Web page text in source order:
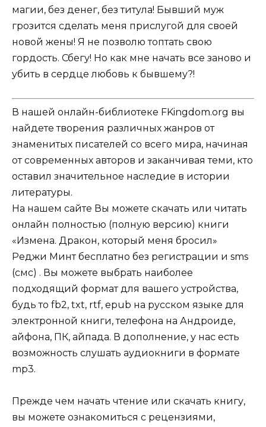
магии, без денег, без титула! Бывший муж
грозится сделать меня прислугой для своей
новой жены! Я не позволю топтать свою
гордость. Сбегу! Но как мне начать все заново и
убить в сердце любовь к бывшему?!
В нашей онлайн-библиотеке FKingdom.org вы
найдете творения различных жанров от
знаменитых писателей со всего мира, начиная
от современных авторов и заканчивая теми, кто
оставил значительное наследие в истории
литературы.
На нашем сайте Вы можете скачать или читать
онлайн полностью (полную версию) книги
«Измена. Дракон, который меня бросил»
Реджи Минт бесплатно без регистрации и sms
(смс) . Вы можете выбрать наиболее
подходящий формат для вашего устройства,
будь то fb2, txt, rtf, epub на русском языке для
электронной книги, телефона на Андроиде,
айфона, ПК, айпада. В дополнение, у нас есть
возможность слушать аудиокниги в формате
mp3.
Прежде чем начать чтение или скачать книгу,
вы можете ознакомиться с рецензиями,